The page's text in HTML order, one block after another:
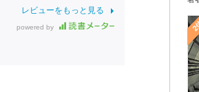
レビューをもっと見る
powered by 2